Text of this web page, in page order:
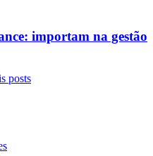
importam na gestão
posts